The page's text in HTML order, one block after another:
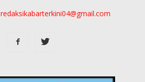
redaksikabarterkini04@gmail.com